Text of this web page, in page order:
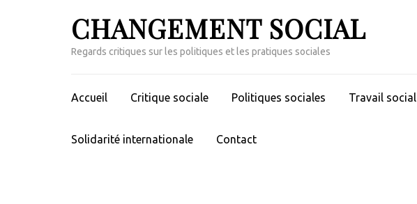
CHANGEMENT SOCIAL
Regards critiques sur les politiques et les pratiques sociales
Accueil Critique sociale Politiques sociales Travail social
Solidarité internationale Contact